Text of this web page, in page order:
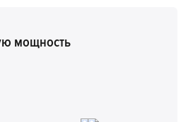
мощность